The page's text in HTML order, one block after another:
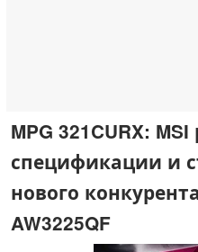
MPG 321CURX:
спецификации и
нового
AW3225QF